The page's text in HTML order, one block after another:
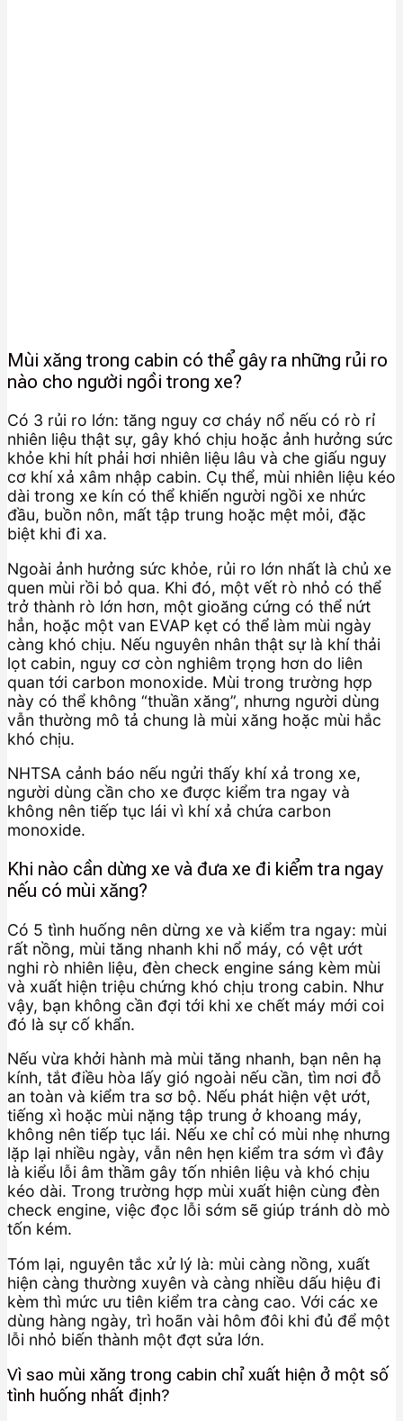
Mùi xăng trong cabin có thể gây ra những rủi ro
nào cho người ngồi trong xe?
Có 3 rủi ro lớn: tăng nguy cơ cháy nổ nếu có rò rỉ
nhiên liệu thật sự, gây khó chịu hoặc ảnh hưởng sức
khỏe khi hít phải hơi nhiên liệu lâu và che giấu nguy
cơ khí xả xâm nhập cabin. Cụ thể, mùi nhiên liệu kéo
dài trong xe kín có thể khiến người ngồi xe nhức
đầu, buồn nôn, mất tập trung hoặc mệt mỏi, đặc
biệt khi đi xa.
Ngoài ảnh hưởng sức khỏe, rủi ro lớn nhất là chủ xe
quen mùi rồi bỏ qua. Khi đó, một vết rò nhỏ có thể
trở thành rò lớn hơn, một gioăng cứng có thể nứt
hẳn, hoặc một van EVAP kẹt có thể làm mùi ngày
càng khó chịu. Nếu nguyên nhân thật sự là khí thải
lọt cabin, nguy cơ còn nghiêm trọng hơn do liên
quan tới carbon monoxide. Mùi trong trường hợp
này có thể không “thuần xăng”, nhưng người dùng
vẫn thường mô tả chung là mùi xăng hoặc mùi hắc
khó chịu.
NHTSA cảnh báo nếu ngửi thấy khí xả trong xe,
người dùng cần cho xe được kiểm tra ngay và
không nên tiếp tục lái vì khí xả chứa carbon
monoxide.
Khi nào cần dừng xe và đưa xe đi kiểm tra ngay
nếu có mùi xăng?
Có 5 tình huống nên dừng xe và kiểm tra ngay: mùi
rất nồng, mùi tăng nhanh khi nổ máy, có vệt ướt
nghi rò nhiên liệu, đèn check engine sáng kèm mùi
và xuất hiện triệu chứng khó chịu trong cabin. Như
vậy, bạn không cần đợi tới khi xe chết máy mới coi
đó là sự cố khẩn.
Nếu vừa khởi hành mà mùi tăng nhanh, bạn nên hạ
kính, tắt điều hòa lấy gió ngoài nếu cần, tìm nơi đỗ
an toàn và kiểm tra sơ bộ. Nếu phát hiện vệt ướt,
tiếng xì hoặc mùi nặng tập trung ở khoang máy,
không nên tiếp tục lái. Nếu xe chỉ có mùi nhẹ nhưng
lặp lại nhiều ngày, vẫn nên hẹn kiểm tra sớm vì đây
là kiểu lỗi âm thầm gây tốn nhiên liệu và khó chịu
kéo dài. Trong trường hợp mùi xuất hiện cùng đèn
check engine, việc đọc lỗi sớm sẽ giúp tránh dò mò
tốn kém.
Tóm lại, nguyên tắc xử lý là: mùi càng nồng, xuất
hiện càng thường xuyên và càng nhiều dấu hiệu đi
kèm thì mức ưu tiên kiểm tra càng cao. Với các xe
dùng hàng ngày, trì hoãn vài hôm đôi khi đủ để một
lỗi nhỏ biến thành một đợt sửa lớn.
Vì sao mùi xăng trong cabin chỉ xuất hiện ở một số
tình huống nhất định?